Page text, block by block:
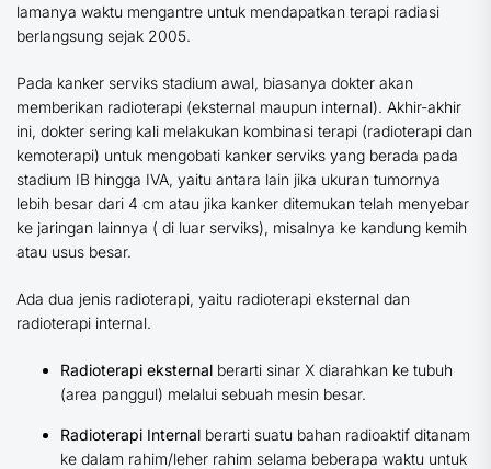
lamanya waktu mengantre untuk mendapatkan terapi radiasi
berlangsung sejak 2005.
Pada kanker serviks stadium awal, biasanya dokter akan
memberikan radioterapi (eksternal maupun internal). Akhir-akhir
ini, dokter sering kali melakukan kombinasi terapi (radioterapi dan
kemoterapi) untuk mengobati kanker serviks yang berada pada
stadium IB hingga IVA, yaitu antara lain jika ukuran tumornya
lebih besar dari 4 cm atau jika kanker ditemukan telah menyebar
ke jaringan lainnya ( di luar serviks), misalnya ke kandung kemih
atau usus besar.
Ada dua jenis radioterapi, yaitu radioterapi eksternal dan
radioterapi internal.
Radioterapi eksternal berarti sinar X diarahkan ke tubuh
(area panggul) melalui sebuah mesin besar.
Radioterapi Internal berarti suatu bahan radioaktif ditanam
ke dalam rahim/leher rahim selama beberapa waktu untuk